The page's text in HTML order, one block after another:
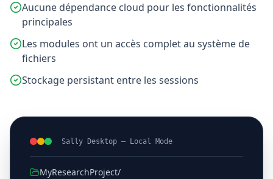
Aucune dépendance cloud pour les fonctionnalités
principales
Les modules ont un accès complet au système de
fichiers
Stockage persistant entre les sessions
Sally Desktop — Local Mode
MyResearchProject/